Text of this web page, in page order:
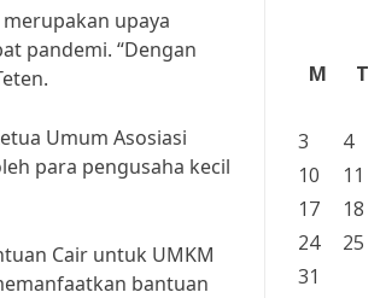
upaya
pandemi. “Dengan
Umum Asosiasi
para pengusaha kecil
Cair untuk UMKM
bantuan
M
T
3
4
10
11
17
18
24
25
31